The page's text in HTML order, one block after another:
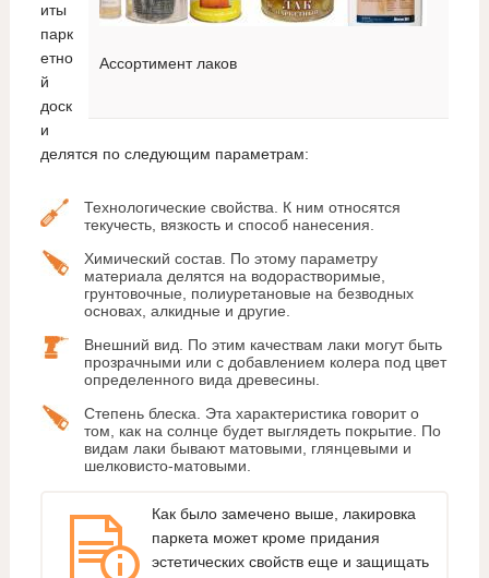
Ассортимент лаков
иты
парк
етно
й
доск
и
делятся по следующим параметрам:
Технологические свойства. К ним относятся
текучесть, вязкость и способ нанесения.
Химический состав. По этому параметру
материала делятся на водорастворимые,
грунтовочные, полиуретановые на безводных
основах, алкидные и другие.
Внешний вид. По этим качествам лаки могут быть
прозрачными или с добавлением колера под цвет
определенного вида древесины.
Степень блеска. Эта характеристика говорит о
том, как на солнце будет выглядеть покрытие. По
видам лаки бывают матовыми, глянцевыми и
шелковисто-матовыми.
Как было замечено выше, лакировка
паркета может кроме придания
эстетических свойств еще и защищать